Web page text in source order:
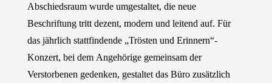
Abschiedsraum wurde umgestaltet, die neue
Beschriftung tritt dezent, modern und leitend auf. Für
das jährlich stattfindende „Trösten und Erinnern“-
Konzert, bei dem Angehörige gemeinsam der
Verstorbenen gedenken, gestaltet das Büro zusätzlich